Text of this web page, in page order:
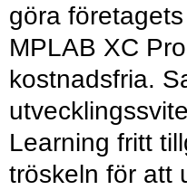
göra
MPLAB XC
kostnadsfria.
Learning fritt
tröskeln för att